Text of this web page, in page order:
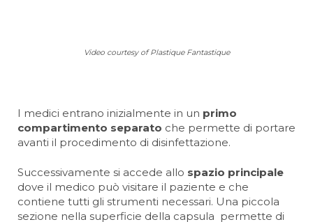
Video courtesy of Plastique Fantastique
I medici entrano inizialmente in un primo
compartimento separato che permette di portare
avanti il procedimento di disinfettazione.
Successivamente si accede allo spazio principale
dove il medico può visitare il paziente e che
contiene tutti gli strumenti necessari. Una piccola
sezione nella superficie della capsula permette di